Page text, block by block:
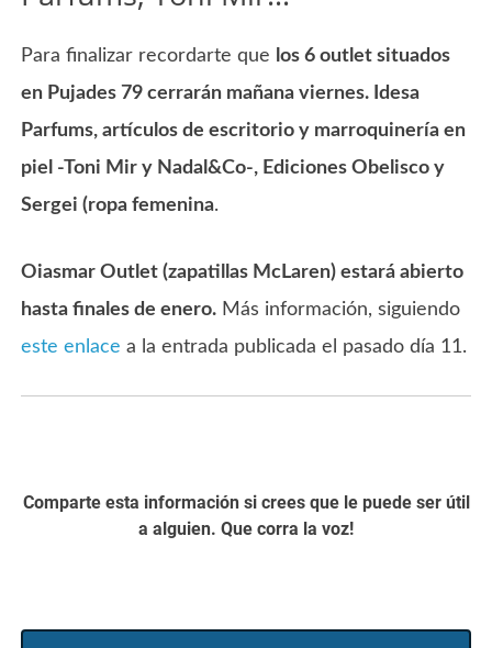
Para finalizar recordarte que los 6 outlet situados
en Pujades 79 cerrarán mañana viernes. Idesa
Parfums, artículos de escritorio y marroquinería en
piel -Toni Mir y Nadal&Co-, Ediciones Obelisco y
Sergei (ropa femenina.
Oiasmar Outlet (zapatillas McLaren) estará abierto
hasta finales de enero. Más información, siguiendo
este enlace a la entrada publicada el pasado día 11.
Comparte esta información si crees que le puede ser útil
a alguien. Que corra la voz!